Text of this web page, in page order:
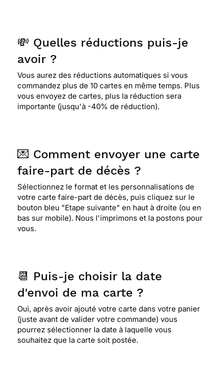
💸 Quelles réductions puis-je
avoir ?
Vous aurez des réductions automatiques si vous
commandez plus de 10 cartes en même temps. Plus
vous envoyez de cartes, plus la réduction sera
importante (jusqu'à -40% de réduction).
💌 Comment envoyer une carte
faire-part de décès ?
Sélectionnez le format et les personnalisations de
votre carte faire-part de décès, puis cliquez sur le
bouton bleu "Etape suivante" en haut à droite (ou en
bas sur mobile). Nous l'imprimons et la postons pour
vous.
📆 Puis-je choisir la date
d'envoi de ma carte ?
Oui, après avoir ajouté votre carte dans votre panier
(juste avant de valider votre commande) vous
pourrez sélectionner la date à laquelle vous
souhaitez que la carte soit postée.